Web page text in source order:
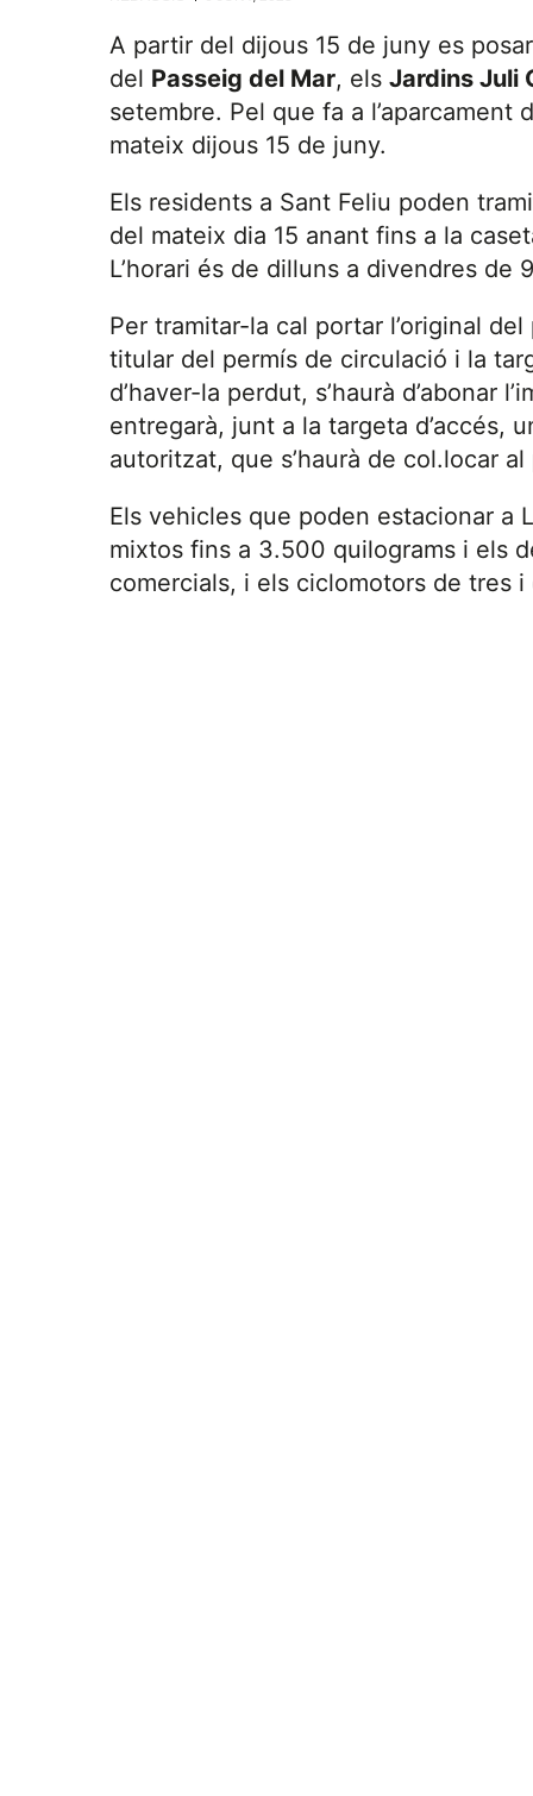
A partir del dijous 15 de juny es
del Passeig del Mar, els Jardins Juli
setembre. Pel que fa a l’aparcament
mateix dijous 15 de juny.
Els residents a Sant Feliu poden
del mateix dia 15 anant fins a la
L’horari és de dilluns a divendres de
Per tramitar-la cal portar l’original
titular del permís de circulació i la
d’haver-la perdut, s’haurà d’abonar
entregarà, junt a la targeta d’accés,
autoritzat, que s’haurà de col.locar
Els vehicles que poden estacionar a
mixtos fins a 3.500 quilograms i els
comercials, i els ciclomotors de tres i